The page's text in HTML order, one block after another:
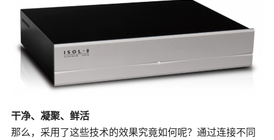
干净、凝聚、鲜活
那么，采用了这些技术的效果究竟如何呢？通过连接不同